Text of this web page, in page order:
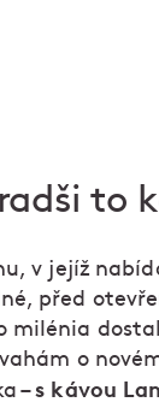
to
v jejíž
před
milénia
o
–s kávou